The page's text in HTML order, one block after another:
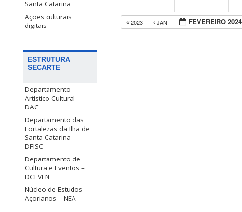
Santa Catarina
Ações culturais
digitais
ESTRUTURA
SECARTE
Departamento
Artístico Cultural –
DAC
Departamento das
Fortalezas da Ilha de
Santa Catarina –
DFISC
Departamento de
Cultura e Eventos –
DCEVEN
Núcleo de Estudos
Açorianos – NEA
2023 JAN FEVEREIRO 2024